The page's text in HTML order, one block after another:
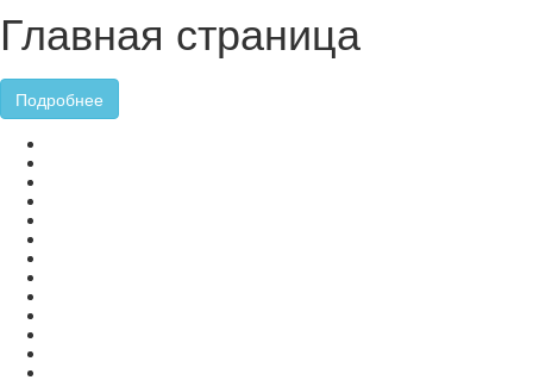
Главная страница
Подробнее